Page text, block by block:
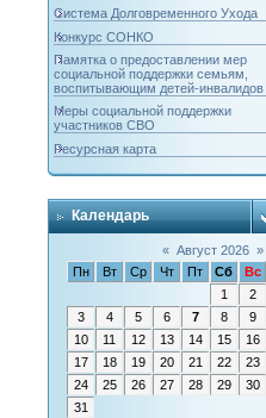
Система Долговременного Ухода
Конкурс СОНКО
Памятка о предоставлении мер
социальной поддержки семьям,
воспитывающим детей-инвалидов
Меры социальной поддержки
участников СВО
Ресурсная карта
Календарь
« Август 2026 »
Пн
Вт Ср Чт Пт Сб
Вс
1
2
3
4 5 6 7 8
9
10
11 12 13 14 15
16
17
18 19 20 21 22
23
24
25 26 27 28 29
30
31